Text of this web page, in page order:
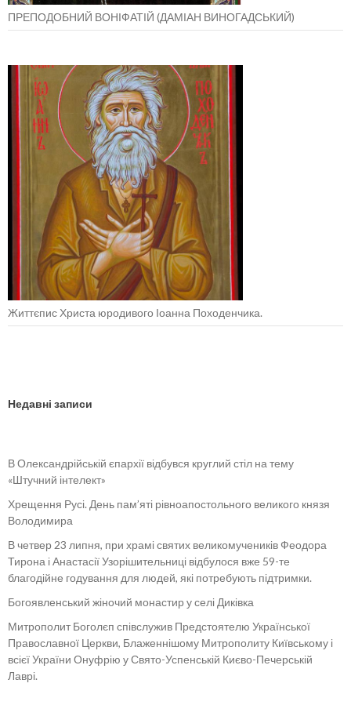
ПРЕПОДОБНИЙ ВОНІФАТІЙ (ДАМІАН ВИНОГАДСЬКИЙ)
Життєпис Христа юродивого Іоанна Походенчика.
Недавні записи
В Олександрійській єпархії відбувся круглий стіл на тему
«Штучний інтелект»
Хрещення Русі. День пам’яті рівноапостольного великого князя
Володимира
В четвер 23 липня, при храмі святих великомучеників Феодора
Тирона і Анастасії Узорішительниці відбулося вже 59-те
благодійне годування для людей, які потребують підтримки.
Богоявленський жіночий монастир у селі Диківка
Митрополит Боголєп співслужив Предстоятелю Української
Православної Церкви, Блаженнішому Митрополиту Київському і
всієї України Онуфрію у Свято-Успенській Києво-Печерській
Лаврі.